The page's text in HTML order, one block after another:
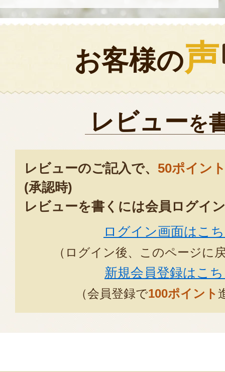
お客様の声
レビューを
レビューのご記入で、 50ポイン
(承認時)
レビューを書くには会員ログイ
ログイン画面はこ
（ログイン後、このページに
新規会員登録はこ
（会員登録で100ポイント